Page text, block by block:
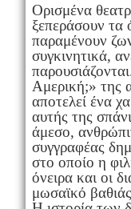
Ορισμένα
ξεπεράσουν τα
παραμένουν
συγκινητικά,
Αμερική;» της
αποτελεί ένα
αυτής της
άμεσο,
συγγραφέας
στο οποίο η
όνειρα και οι
μωσαϊκό